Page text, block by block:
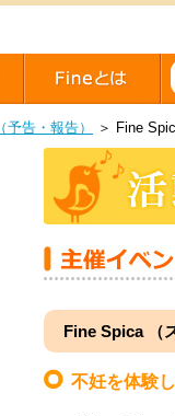
告・報告） ＞ Fine
Fine Spica （
不妊を体験